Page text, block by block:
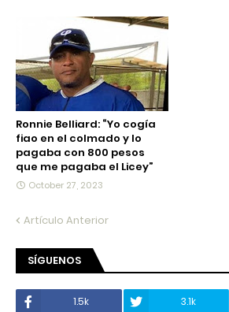
Ronnie Belliard: “Yo cogía
fiao en el colmado y lo
pagaba con 800 pesos
que me pagaba el Licey”
October 27, 2023
Artículo Anterior
SÍGUENOS
1.5k 3.1k